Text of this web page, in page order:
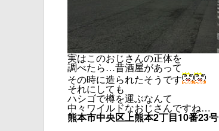
実はこのおじさんの正体を
調べたら…昔酒屋があって
その時に造られたそうです
それにしても
ハシゴで樽を運ぶなんて
中々ワイルドなおじさんですね…
熊本市中央区上熊本2丁目10番23号